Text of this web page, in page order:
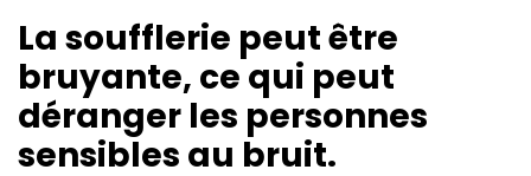
La soufflerie peut être
bruyante, ce qui peut
déranger les personnes
sensibles au bruit.